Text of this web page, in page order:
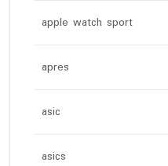
apple watch sport
apres
asic
asics